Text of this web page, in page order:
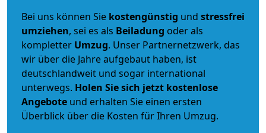
Bei uns können Sie kostengünstig und stressfrei
umziehen, sei es als Beiladung oder als
kompletter Umzug. Unser Partnernetzwerk, das
wir über die Jahre aufgebaut haben, ist
deutschlandweit und sogar international
unterwegs. Holen Sie sich jetzt kostenlose
Angebote und erhalten Sie einen ersten
Überblick über die Kosten für Ihren Umzug.